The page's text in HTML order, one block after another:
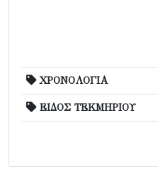
ΧΡΟΝΟΛΟΓΙΑ
ΕΙΔΟΣ ΤΕΚΜΗΡΙΟΥ